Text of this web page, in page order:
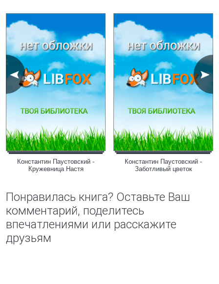
Константин Паустовский -
Кружевница Настя
Константин Паустовский -
Заботливый цветок
Понравилась книга? Оставьте Ваш
комментарий, поделитесь
впечатлениями или расскажите
друзьям